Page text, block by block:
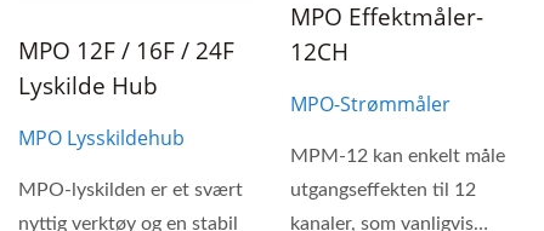
MPO 12F / 16F / 24F
Lyskilde Hub
MPO Lysskildehub
MPO-lyskilden er et svært
nyttig verktøy og en stabil
MPO Effektmåler-
12CH
MPO-Strømmåler
MPM-12 kan enkelt måle
utgangseffekten til 12
kanaler, som vanligvis